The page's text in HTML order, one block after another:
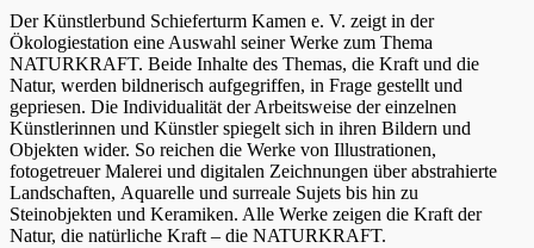
Der Künstlerbund Schieferturm Kamen e. V. zeigt in der
Ökologiestation eine Auswahl seiner Werke zum Thema
NATURKRAFT. Beide Inhalte des Themas, die Kraft und die
Natur, werden bildnerisch aufgegriffen, in Frage gestellt und
gepriesen. Die Individualität der Arbeitsweise der einzelnen
Künstlerinnen und Künstler spiegelt sich in ihren Bildern und
Objekten wider. So reichen die Werke von Illustrationen,
fotogetreuer Malerei und digitalen Zeichnungen über abstrahierte
Landschaften, Aquarelle und surreale Sujets bis hin zu
Steinobjekten und Keramiken. Alle Werke zeigen die Kraft der
Natur, die natürliche Kraft – die NATURKRAFT.